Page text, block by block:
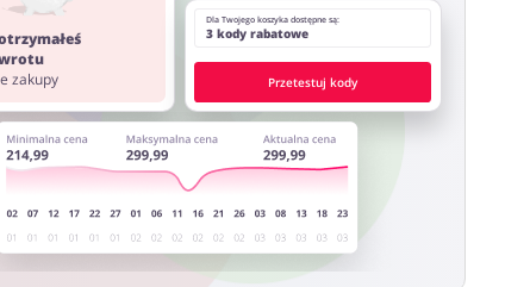
zakupy
Dla Twojego koszyka dostępne są:
3 kody rabatowe
Przetestuj kody